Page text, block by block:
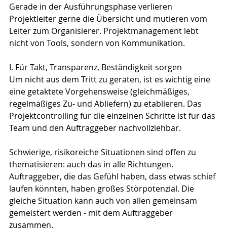
Gerade in der Ausführungsphase verlieren
Projektleiter gerne die Übersicht und mutieren vom
Leiter zum Organisierer. Projektmanagement lebt
nicht von Tools, sondern von Kommunikation.
I. Für Takt, Transparenz, Beständigkeit sorgen
Um nicht aus dem Tritt zu geraten, ist es wichtig eine
eine getaktete Vorgehensweise (gleichmäßiges,
regelmäßiges Zu- und Abliefern) zu etablieren. Das
Projektcontrolling für die einzelnen Schritte ist für das
Team und den Auftraggeber nachvollziehbar.
Schwierige, risikoreiche Situationen sind offen zu
thematisieren: auch das in alle Richtungen.
Auftraggeber, die das Gefühl haben, dass etwas schief
laufen könnten, haben großes Störpotenzial. Die
gleiche Situation kann auch von allen gemeinsam
gemeistert werden - mit dem Auftraggeber
zusammen.